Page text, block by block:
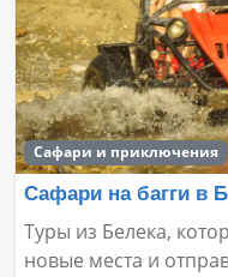
Сафари и приключения
Сафари на багги в
Туры из Белека,
новые места и